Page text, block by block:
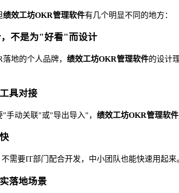
绩效工坊OKR管理软件有几个明显不同的地方：
不是为"好看"而设计
地的个人品牌， 绩效工坊OKR管理软件的设计
具对接
手动关联"或"导出导入"， 绩效工坊OKR管理软件
需要IT部门配合开发，中小团队也能快速用起来
落地场景